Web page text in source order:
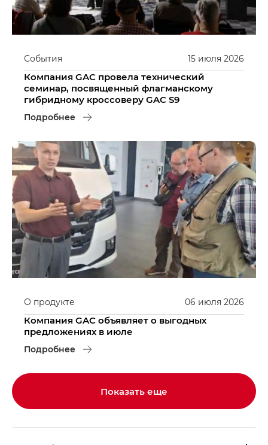
15 июля 2026
События
Компания GAC провела технический
семинар, посвященный флагманскому
гибридному кроссоверу GAC S9
Подробнее
06 июля 2026
О продукте
Компания GAC объявляет о выгодных
предложениях в июле
Подробнее
Показать еще